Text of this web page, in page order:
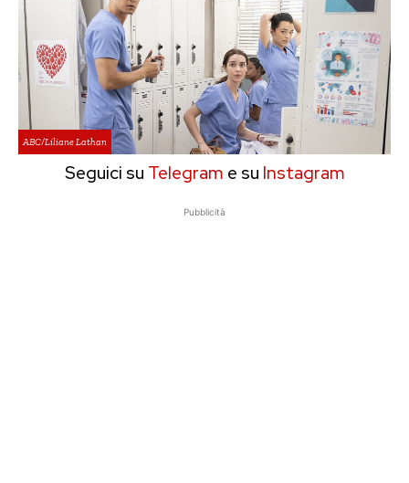
ABC/Liliane Lathan
Seguici su Telegram e su Instagram
Pubblicità